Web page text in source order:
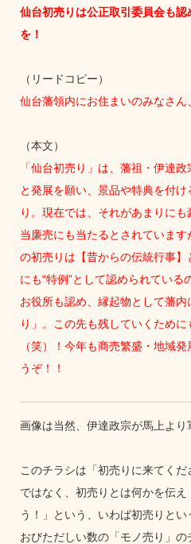
仙台初売りは公正取引委員会も認
を！
（リードコピー）
仙台藩領内にお住まいのみなさん
（本文）
「仙台初売り」は、藩祖・伊達
と発展を願い、景品や特典を付
り。現在では、それがあまりに
当廉売にも当たるとされていま
の初売りは【昔からの伝統行事
にも“特例”として認められている
お役所も認め、縁起物として藩
り」。この先も残していくため
（笑）！今年も商売繁盛・地域
うぞ！！
画像は当然、伊達政宗が馬上より
このチラシは「初売りに来てく
ではなく、初売りとは何かを伝え
う！」という、いわば初売りとい
おびただしい数の「モノ売り」